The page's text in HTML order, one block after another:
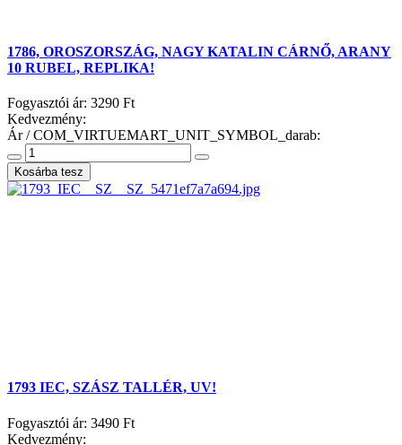
1786, OROSZORSZÁG, NAGY KATALIN CÁRNŐ, ARANY
10 RUBEL, REPLIKA!
Fogyasztói ár: 3290 Ft
Kedvezmény:
Ár / COM_VIRTUEMART_UNIT_SYMBOL_darab:
1793 IEC, SZÁSZ TALLÉR, UV!
Fogyasztói ár: 3490 Ft
Kedvezmény: